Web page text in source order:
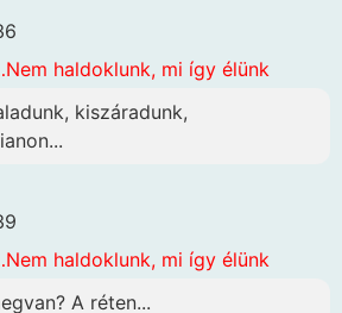
haldoklunk, mi így élünk
kiszáradunk,
haldoklunk, mi így élünk
A réten...